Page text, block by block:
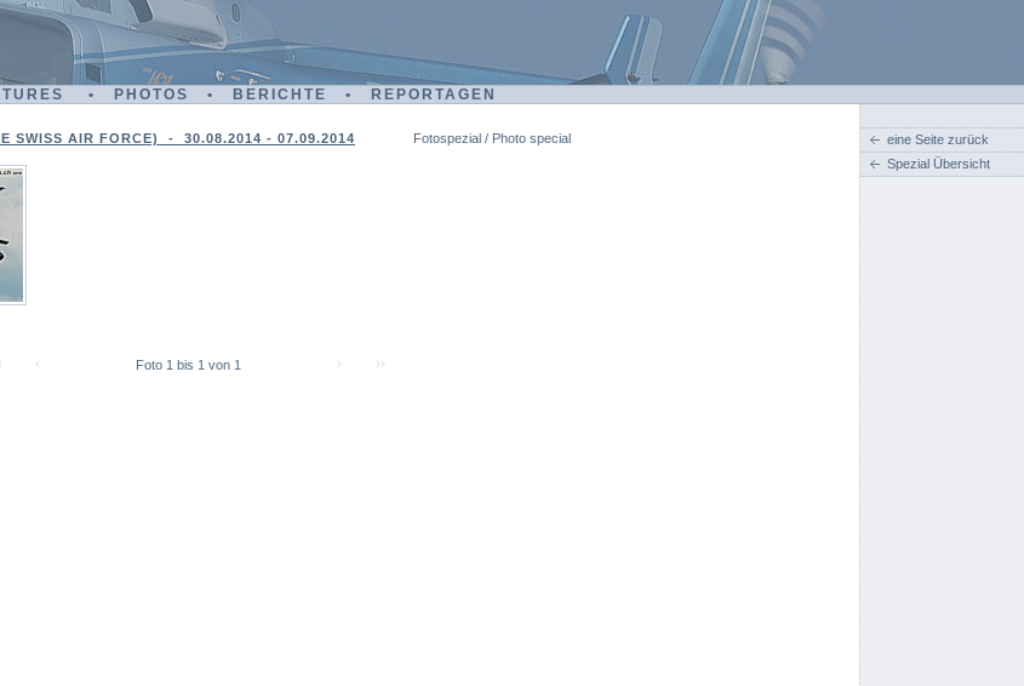
• PHOTOS • BERICHTE • REPORTAGEN
SWISS AIR FORCE) - 30.08.2014 - 07.09.2014 Fotospezial / Photo special
Foto 1 bis 1 von 1
eine Seite zurück
Spezial Übersicht